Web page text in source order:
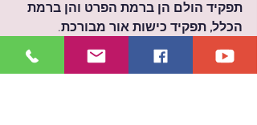
תפקיד הולם הן ברמת הפרט והן ברמת
הכלל, תפקיד כישות אור מבורכת.
ומצורך הכך היי מבורכת לאדוני. תודה.